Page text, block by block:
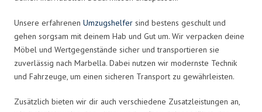
Unsere erfahrenen Umzugshelfer sind bestens geschult und
gehen sorgsam mit deinem Hab und Gut um. Wir verpacken deine
Möbel und Wertgegenstände sicher und transportieren sie
zuverlässig nach Marbella. Dabei nutzen wir modernste Technik
und Fahrzeuge, um einen sicheren Transport zu gewährleisten.
Zusätzlich bieten wir dir auch verschiedene Zusatzleistungen an,